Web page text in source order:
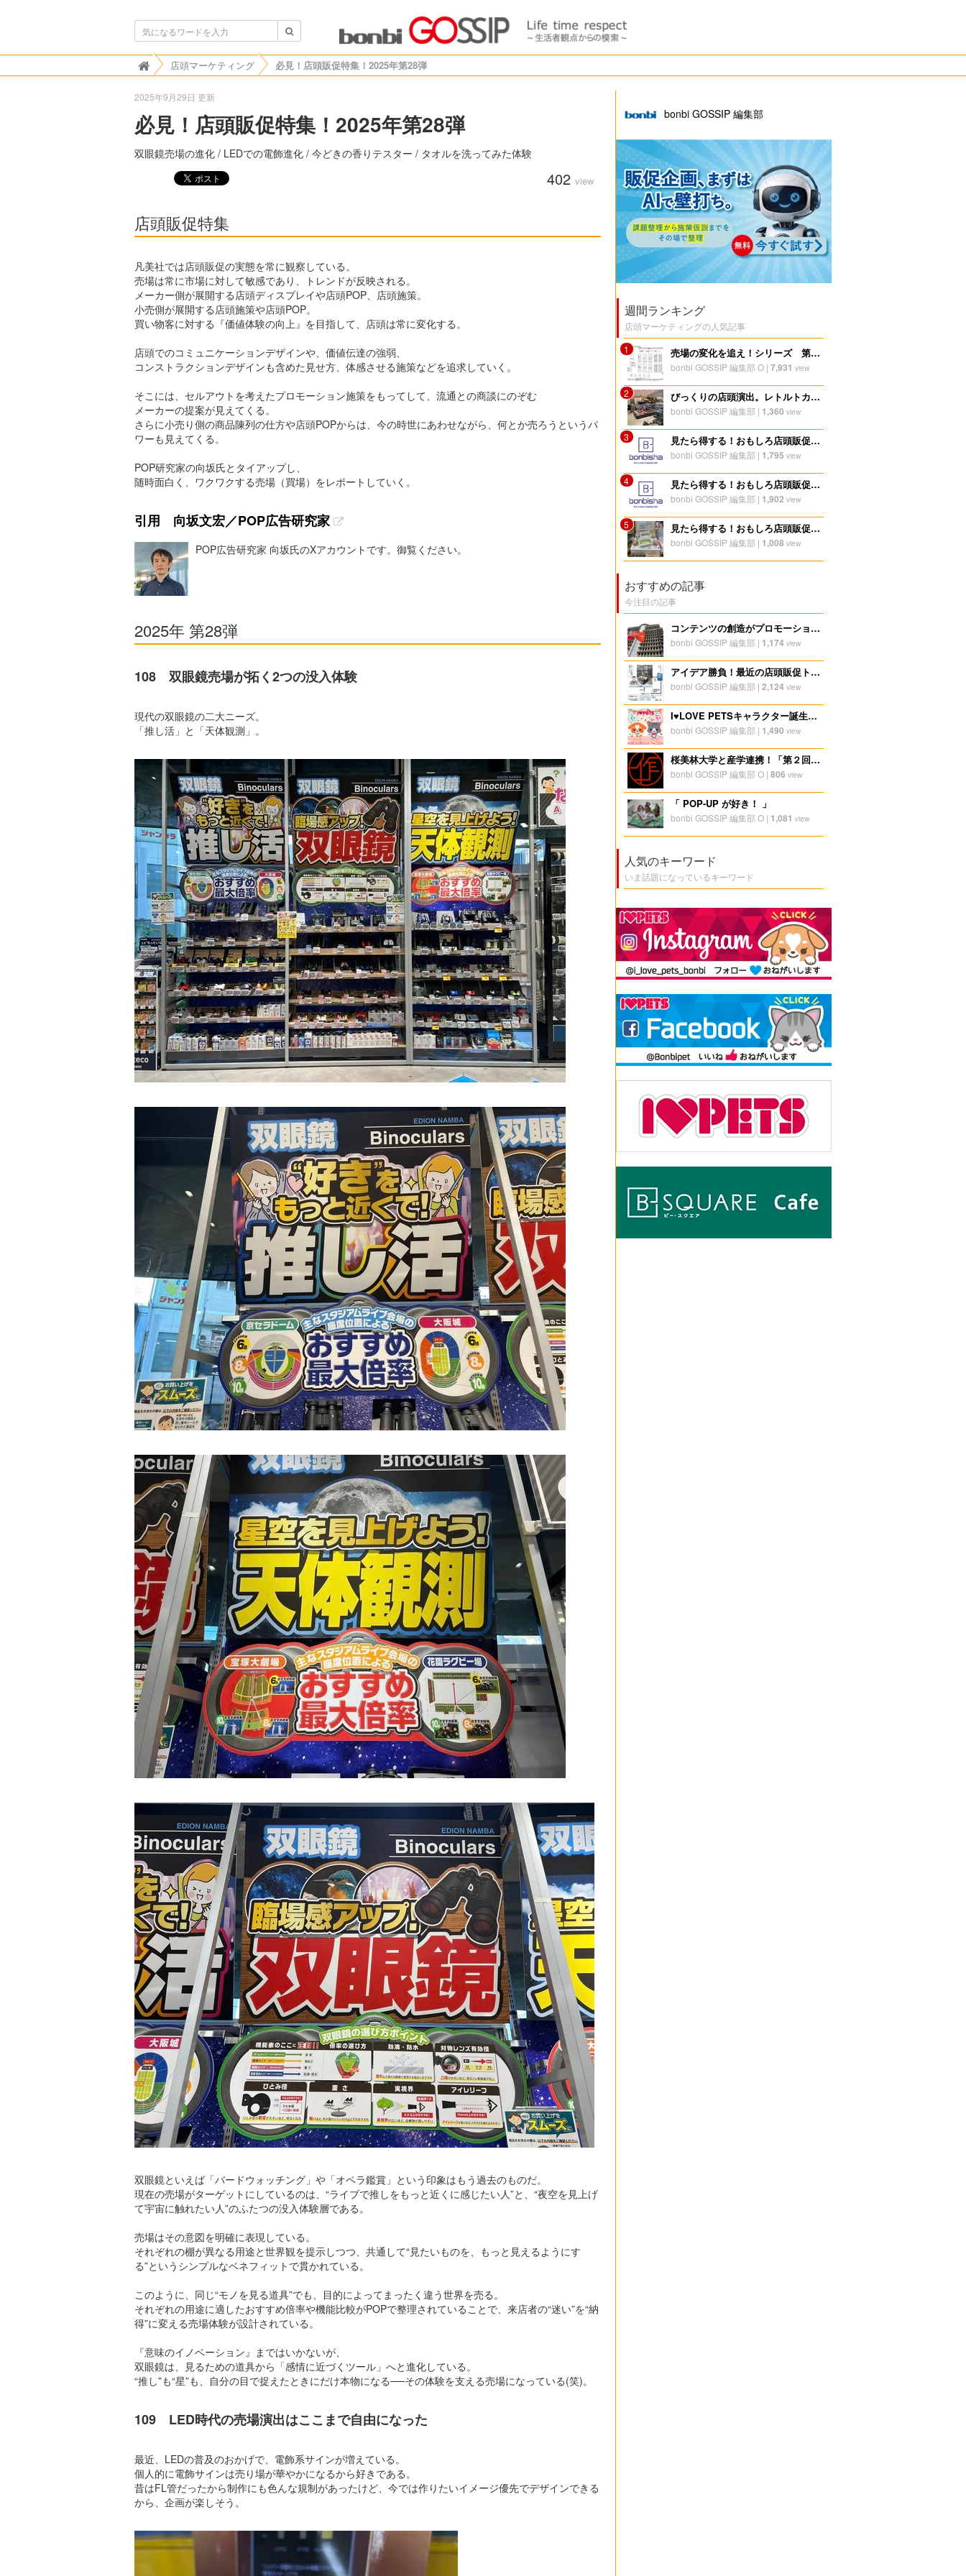
ボンビゴシップ
店頭マーケティング 必見！店頭販促特集！2025年第28弾
2025年9月29日 更新
必見！店頭販促特集！2025年第28弾
双眼鏡売場の進化 / LEDでの電飾進化 / 今どきの香りテスター / タオルを洗ってみた体験
402 view
店頭販促特集
凡美社では店頭販促の実態を常に観察している。
売場は常に市場に対して敏感であり、トレンドが反映される。
メーカー側が展開する店頭ディスプレイや店頭POP、店頭施策。
小売側が展開する店頭施策や店頭POP。
買い物客に対する『価値体験の向上』を目指して、店頭は常に変化する。
店頭でのコミュニケーションデザインや、価値伝達の強弱、
コンストラクションデザインも含めた見せ方、体感させる施策などを追求していく。
そこには、セルアウトを考えたプロモーション施策をもってして、流通との商談にのぞむ
メーカーの提案が見えてくる。
さらに小売り側の商品陳列の仕方や店頭POPからは、今の時世にあわせながら、何とか売ろうというパ
ワーも見えてくる。
POP研究家の向坂氏とタイアップし、
随時面白く、ワクワクする売場（買場）をレポートしていく。
引用 向坂文宏／POP広告研究家
POP広告研究家 向坂氏のXアカウントです。御覧ください。
2025年 第28弾
108 双眼鏡売場が拓く2つの没入体験
現代の双眼鏡の二大ニーズ。
「推し活」と「天体観測」。
双眼鏡といえば「バードウォッチング」や「オペラ鑑賞」という印象はもう過去のものだ。
現在の売場がターゲットにしているのは、“ライブで推しをもっと近くに感じたい人”と、“夜空を見上げ
て宇宙に触れたい人”のふたつの没入体験層である。
売場はその意図を明確に表現している。
それぞれの棚が異なる用途と世界観を提示しつつ、共通して“見たいものを、もっと見えるようにす
る”というシンプルなベネフィットで貫かれている。
このように、同じ“モノを見る道具”でも、目的によってまったく違う世界を売る。
それぞれの用途に適したおすすめ倍率や機能比較がPOPで整理されていることで、来店者の“迷い”を“納
得”に変える売場体験が設計されている。
『意味のイノベーション』まではいかないが、
双眼鏡は、見るための道具から「感情に近づくツール」へと進化している。
“推し”も“星”も、自分の目で捉えたときにだけ本物になる──その体験を支える売場になっている(笑)。
109 LED時代の売場演出はここまで自由になった
最近、LEDの普及のおかげで、電飾系サインが増えている。
個人的に電飾サインは売り場が華やかになるから好きである。
昔はFL管だったから制作にも色んな規制があったけど、今では作りたいイメージ優先でデザインできる
から、企画が楽しそう。
bonbi GOSSIP 編集部
週間ランキング
店頭マーケティングの人気記事
1
売場の変化を追え！シリーズ 第一弾スーパーを観ると面白い！
bonbi GOSSIP 編集部 O| 7,931 view
2 びっくりの店頭演出。レトルトカレーの店頭販促。
bonbi GOSSIP 編集部 | 1,360 view
3 見たら得する！おもしろ店頭販促ディスプレイ特集！2023年冬第一弾
bonbi GOSSIP 編集部 | 1,795 view
4 見たら得する！おもしろ店頭販促ディスプレイ特集！2024年第一弾
bonbi GOSSIP 編集部 | 1,902 view
5 見たら得する！おもしろ店頭販促ディスプレイ特集！2024年第八弾
bonbi GOSSIP 編集部 | 1,008 view
おすすめの記事
今注目の記事
コンテンツの創造がプロモーションにもつながる、中国時価総額3位の会社の考え方
bonbi GOSSIP 編集部 | 1,174 view
アイデア勝負！最近の店頭販促トレンド
bonbi GOSSIP 編集部 | 2,124 view
I♥LOVE PETSキャラクター誕生秘話【ブランド編】
bonbi GOSSIP 編集部 | 1,490 view
桜美林大学と産学連携！「第２回ディスプレイ研修合宿」レポート１
bonbi GOSSIP 編集部 O| 806 view
「 POP-UP が好き！ 」
bonbi GOSSIP 編集部 O| 1,081 view
人気のキーワード
いま話題になっているキーワード